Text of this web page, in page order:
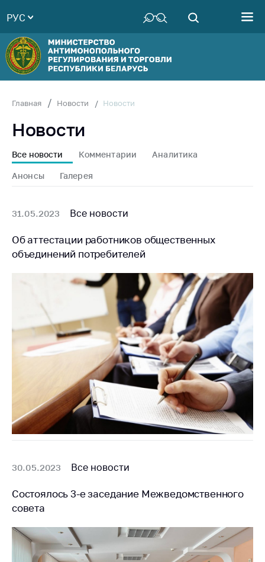
Руководство
Структура
Министерства
Территориальные
Законодательство
Антикоррупционная
деятельность
совет
Соискателям
Награждения
Белорусская
универсальная
товарная биржа
Общественная
жизнь
Идеологическая
Официальные
геральдические
символы
5 лет МАРТ
Деятельность
Антимонопольное
регулирование и
конкуренция
Торговля и услуги
РУС
Главная Новости Новости
Новости
Все новости Комментарии Аналитика
Анонсы Галерея
31.05.2023 Все новости
Об аттестации работников общественных
объединений потребителей
30.05.2023 Все новости
Состоялось 3-е заседание Межведомственного
совета